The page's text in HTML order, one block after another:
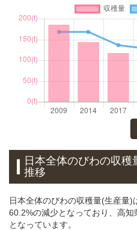
日本全体のびわの収
推移
日本全体のびわの収穫量(生産量
60.2%の減少となっており、高
となっています。